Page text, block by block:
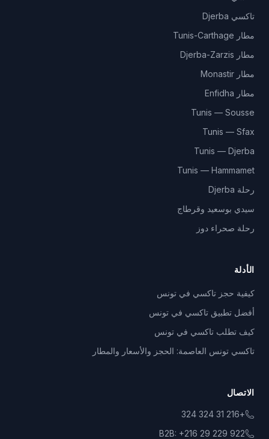
تاكسي Djerba
مطار Tunis-Carthage
مطار Djerba-Zarzis
مطار Monastir
مطار Enfidha
Tunis — Sousse
Tunis — Sfax
Tunis — Djerba
Tunis — Hammamet
رحلة Djerba
سيدي بوسعيد وقرطاج
رحلة صحراء دوز
الأدلة
كيفية حجز تاكسي في تونس
أفضل تطبيق تاكسي في تونس
كيف تطلب تاكسي في تونس
تاكسي تونس العاصمة: الحجز والأسعار والمطار
الاتصال
+216 31 324 324
B2B: +216 29 229 922